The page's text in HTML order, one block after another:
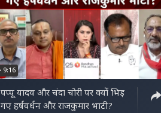
9:16
पप्पू यादव और चंदा चोरी पर क्यों भिड़
गए हर्षवर्धन और राजकुमार भाटी?